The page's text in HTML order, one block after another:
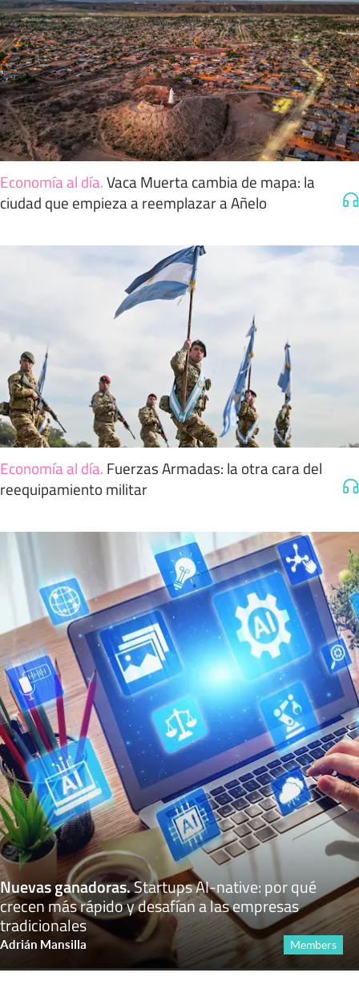
Economía al día.Vaca Muerta cambia de mapa: la
ciudad que empieza a reemplazar a Añelo
Economía al día. Fuerzas Armadas: la otra cara del
reequipamiento militar
Nuevas ganadoras.Startups AI-native: por qué
crecen más rápido y desafían a las empresas
tradicionales
Adrián Mansilla Members